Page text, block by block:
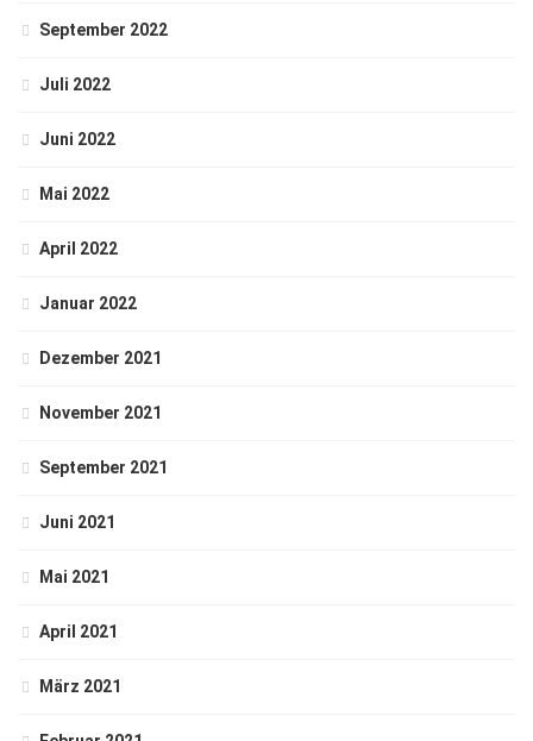
September 2022
Juli 2022
Juni 2022
Mai 2022
April 2022
Januar 2022
Dezember 2021
November 2021
September 2021
Juni 2021
Mai 2021
April 2021
März 2021